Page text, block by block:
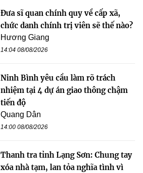
Đưa sĩ quan chính quy về cấp xã,
chức danh chính trị viên sẽ thế nào?
Hương Giang
14:04 08/08/2026
Ninh Bình yêu cầu làm rõ trách
nhiệm tại 4 dự án giao thông chậm
tiến độ
Quang Dân
14:00 08/08/2026
Thanh tra tỉnh Lạng Sơn: Chung tay
xóa nhà tạm, lan tỏa nghĩa tình vì